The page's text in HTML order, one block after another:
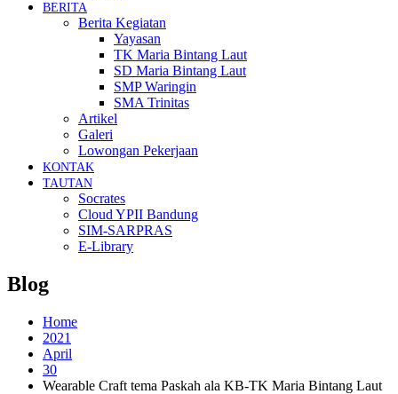
BERITA
Berita Kegiatan
Yayasan
TK Maria Bintang Laut
SD Maria Bintang Laut
SMP Waringin
SMA Trinitas
Artikel
Galeri
Lowongan Pekerjaan
KONTAK
TAUTAN
Socrates
Cloud YPII Bandung
SIM-SARPRAS
E-Library
Blog
Home
2021
April
30
Wearable Craft tema Paskah ala KB-TK Maria Bintang Laut